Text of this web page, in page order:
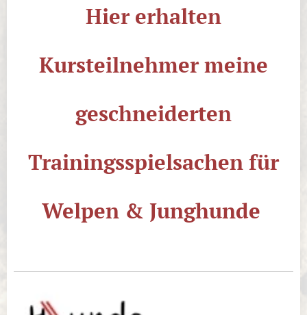
Hier erhalten
Kursteilnehmer meine
geschneiderten
Trainingsspielsachen für
Welpen & Junghunde